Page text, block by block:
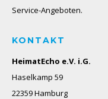
Service-Angeboten.
KONTAKT
HeimatEcho e.V. i.G.
Haselkamp 59
22359 Hamburg